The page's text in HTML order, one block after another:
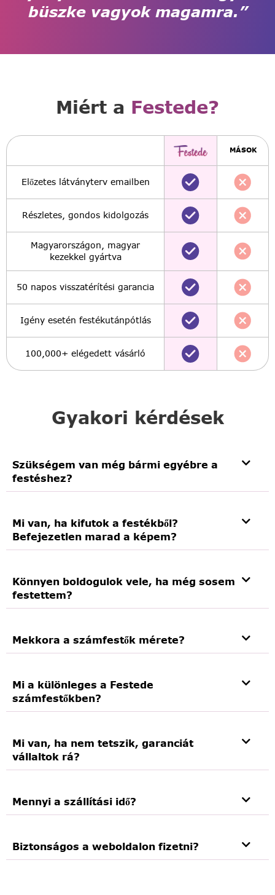
büszke vagyok magamra.”
Gyakori kérdések
Szükségem van még bármi egyébre a
festéshez?
Mi van, ha kifutok a festékből?
Befejezetlen marad a képem?
Könnyen boldogulok vele, ha még sosem
festettem?
Mekkora a számfestők mérete?
Mi a különleges a Festede
számfestőkben?
Mi van, ha nem tetszik, garanciát
vállaltok rá?
Mennyi a szállítási idő?
Biztonságos a weboldalon fizetni?
Miért a Festede?
MÁSOK
Előzetes látványterv emailben
Részletes, gondos kidolgozás
Magyarországon, magyar
kezekkel gyártva
50 napos visszatérítési garancia
Igény esetén festékutánpótlás
100,000+ elégedett vásárló